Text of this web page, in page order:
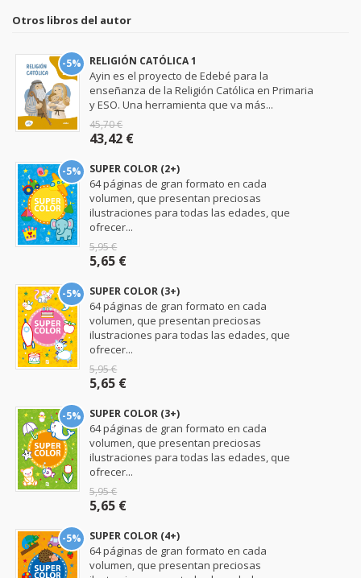
Otros libros del autor
-5% RELIGIÓN CATÓLICA 1
Ayin es el proyecto de Edebé para la
enseñanza de la Religión Católica en Primaria
y ESO. Una herramienta que va más...
45,70 €
43,42 €
-5% SUPER COLOR (2+)
64 páginas de gran formato en cada
volumen, que presentan preciosas
ilustraciones para todas las edades, que
ofrecer...
5,95 €
5,65 €
-5% SUPER COLOR (3+)
64 páginas de gran formato en cada
volumen, que presentan preciosas
ilustraciones para todas las edades, que
ofrecer...
5,95 €
5,65 €
-5% SUPER COLOR (3+)
64 páginas de gran formato en cada
volumen, que presentan preciosas
ilustraciones para todas las edades, que
ofrecer...
5,95 €
5,65 €
-5% SUPER COLOR (4+)
64 páginas de gran formato en cada
volumen, que presentan preciosas